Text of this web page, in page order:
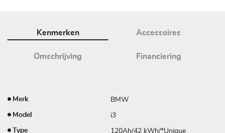
Kenmerken Accessoires
Omschrijving Financiering
Merk BMW
Model i3
Type
120Ah/42 kWh/*Unique